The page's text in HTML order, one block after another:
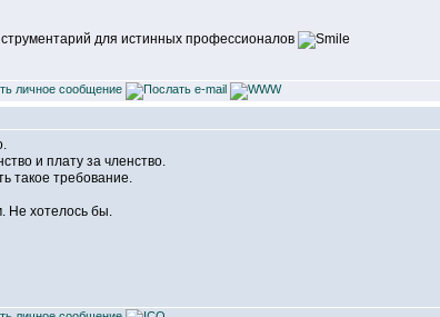
для истинных профессионалов
и плату за членство.
такое требование.
Не хотелось бы.